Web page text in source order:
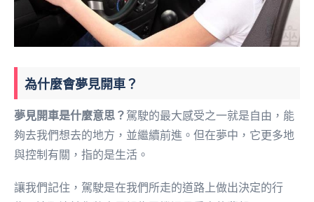
為什麼會夢見開車？
夢見開車是什麼意思？ 駕駛的最大感受之一就是自由，能
夠去我們想去的地方，並繼續前進。但在夢中，它更多地
與控制有關，指的是生活。
讓我們記住，駕駛是在我們所走的道路上做出決定的行